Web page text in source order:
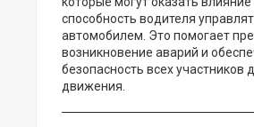
способность водителя
автомобилем. Это помогает
возникновение аварий и
безопасность всех участников
движения.